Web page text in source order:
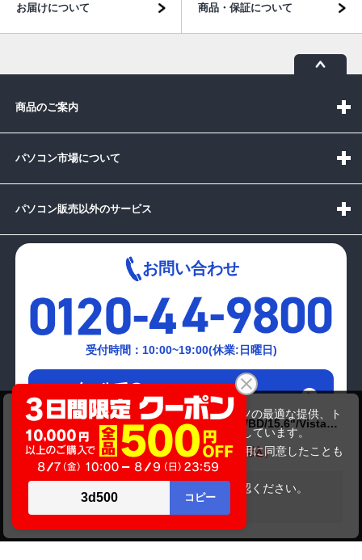
NT)FUJITSU
FMVNFB90D(C2D(P8400)2.26/2GB/320GB/BD/15.6"/VistaHP/
LAN WLAN ﾃﾝｷｰ /ﾎﾜｲﾄ/ACｺｰﾄﾞ ACｱﾀﾞﾌﾟﾀ 天板に傷有り｡)
商品価格
32,780円 21,780円
在庫がありません
お届けについて 商品・保証について
商品のご案内
パソコン市場について
パソコン販売以外のサービス
お問い合わせ
受付時間：10:00~19:00(休業:日曜日)
メールでの
お問い合わせはこちら
当サイトでは利用体験の向上およびコンテンツの最適な提供、ト
ラフィックの分析を目的としてCookieを使用しています。
サイトの閲覧を継続された場合、Cookieの利用に同意したことも
のといたします。
をご確認ください。
承諾する